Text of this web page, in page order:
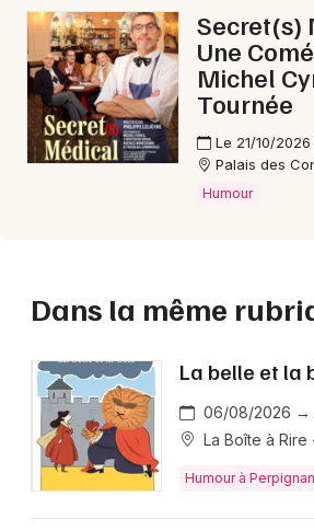
Secret(s)
Une
Michel
Tournée
Le 21/10/2026
Palais des
Humour
Dans la même
La belle et la
06/08/2026 →
La Boîte à Rire
Humour à Perpignan